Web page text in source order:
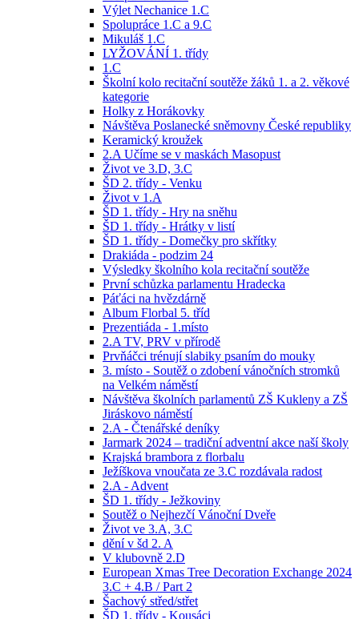
Výlet Nechanice 1.C
Spolupráce 1.C a 9.C
Mikuláš 1.C
LYŽOVÁNÍ 1. třídy
1.C
Školní kolo recitační soutěže žáků 1. a 2. věkové
kategorie
Holky z Horákovky
Návštěva Poslanecké sněmovny České republiky
Keramický kroužek
2.A Učíme se v maskách Masopust
Život ve 3.D, 3.C
ŠD 2. třídy - Venku
Život v 1.A
ŠD 1. třídy - Hry na sněhu
ŠD 1. třídy - Hrátky v listí
ŠD 1. třídy - Domečky pro skřítky
Drakiáda - podzim 24
Výsledky školního kola recitační soutěže
První schůzka parlamentu Hradecka
Páťáci na hvězdárně
Album Florbal 5. tříd
Prezentiáda - 1.místo
2.A TV, PRV v přírodě
Prvňáčci trénují slabiky psaním do mouky
3. místo - Soutěž o zdobení vánočních stromků
na Velkém náměstí
Návštěva školních parlamentů ZŠ Kukleny a ZŠ
Jiráskovo náměstí
2.A - Čtenářské deníky
Jarmark 2024 – tradiční adventní akce naší školy
Krajská brambora z florbalu
Ježíškova vnoučata ze 3.C rozdávala radost
2.A - Advent
ŠD 1. třídy - Ježkoviny
Soutěž o Nejhezčí Vánoční Dveře
Život ve 3.A, 3.C
dění v šd 2. A
V klubovně 2.D
European Xmas Tree Decoration Exchange 2024
3.C + 4.B / Part 2
Šachový střed/střet
ŠD 1. třídy - Kousáci